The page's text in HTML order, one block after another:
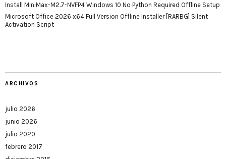
Install MiniMax-M2.7-NVFP4 Windows 10 No Python Required Offline Setup
Microsoft Office 2026 x64 Full Version Offline Installer [RARBG] Silent
Activation Script
ARCHIVOS
julio 2026
junio 2026
julio 2020
febrero 2017